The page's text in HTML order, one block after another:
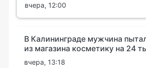
вчера, 12:00
В Калининграде мужчина
из магазина косметику на 24
вчера, 13:18